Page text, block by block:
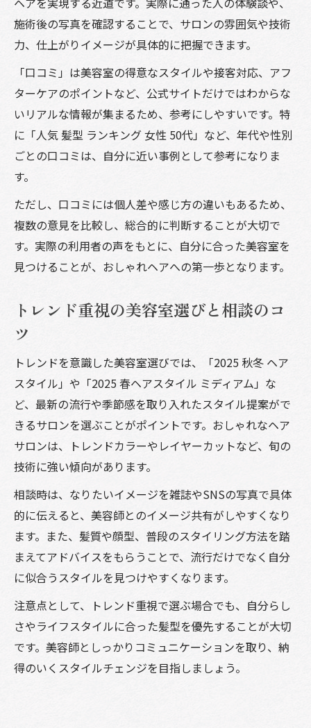
施術後の写真を確認することで、サロンの雰囲気や技術
力、仕上がりイメージが具体的に把握できます。
「口コミ」は美容室の得意なスタイルや接客対応、アフ
ターケアのポイントなど、公式サイトだけではわからな
いリアルな情報が集まるため、参考にしやすいです。特
に「人気 髪型 ランキング 女性 50代」など、年代や性別
ごとの口コミは、自分に近い事例として参考になりま
す。
ただし、口コミには個人差や感じ方の違いもあるため、
複数の意見を比較し、総合的に判断することが大切で
す。実際の利用者の声をもとに、自分に合った美容室を
見つけることが、おしゃれヘアへの第一歩となります。
トレンド重視の美容室選びと相談のコ
ツ
トレンドを意識した美容室選びでは、「2025 秋冬 ヘア
スタイル」や「2025 春ヘアスタイル ミディアム」な
ど、最新の流行や季節感を取り入れたスタイル提案がで
きるサロンを選ぶことがポイントです。おしゃれなヘア
サロンは、トレンドカラーやレイヤーカットなど、旬の
技術に強い傾向があります。
相談時は、なりたいイメージを雑誌やSNSの写真で具体
的に伝えると、美容師とのイメージ共有がしやすくなり
ます。また、髪質や顔型、普段のスタイリング方法を踏
まえてアドバイスをもらうことで、流行だけでなく自分
に似合うスタイルを見つけやすくなります。
注意点として、トレンド重視で選ぶ場合でも、自分らし
さやライフスタイルに合った髪型を優先することが大切
です。美容師としっかりコミュニケーションを取り、納
得のいくスタイルチェンジを目指しましょう。